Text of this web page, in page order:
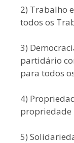
2) Trabalho
todos os
3)
partidário
para todos
4)
propriedade
5)